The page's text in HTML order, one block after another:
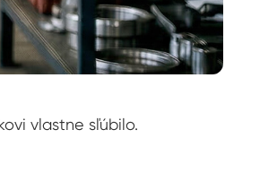
vlastne sľúbilo.